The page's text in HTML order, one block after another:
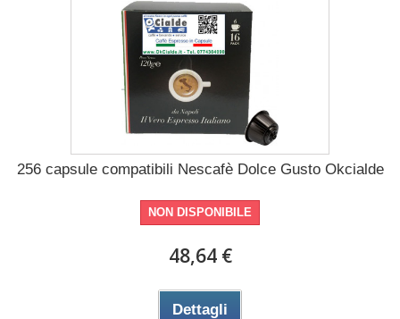
256 capsule compatibili Nescafè Dolce Gusto Okcialde
NON DISPONIBILE
48,64 €
Dettagli